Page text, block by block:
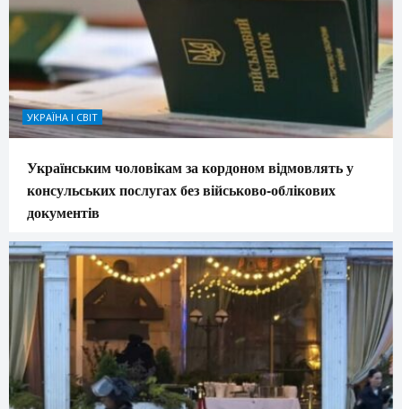
УКРАЇНА І СВІТ
Українським чоловікам за кордоном відмовлять у
консульських послугах без військово-облікових
документів